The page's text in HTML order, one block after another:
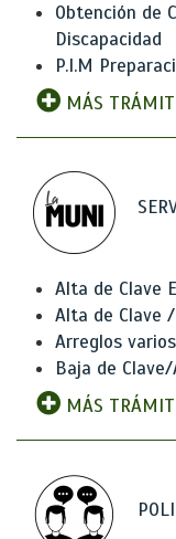
Obtención de
Discapacidad
P.I.M
MÁS
Alta de Clave
Alta de Clave
Arreglos
Baja de
MÁS